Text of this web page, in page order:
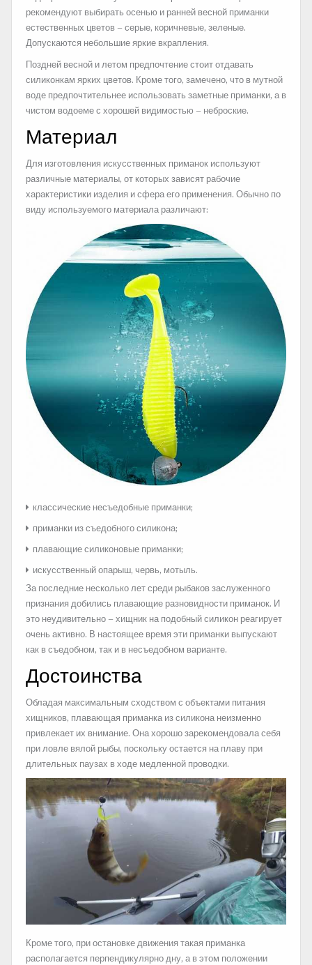
рекомендуют выбирать осенью и ранней весной приманки
естественных цветов – серые, коричневые, зеленые.
Допускаются небольшие яркие вкрапления.
Поздней весной и летом предпочтение стоит отдавать
силиконкам ярких цветов. Кроме того, замечено, что в мутной
воде предпочтительнее использовать заметные приманки, а в
чистом водоеме с хорошей видимостью – неброские.
Материал
Для изготовления искусственных приманок используют
различные материалы, от которых зависят рабочие
характеристики изделия и сфера его применения. Обычно по
виду используемого материала различают:
классические несъедобные приманки;
приманки из съедобного силикона;
плавающие силиконовые приманки;
искусственный опарыш, червь, мотыль.
За последние несколько лет среди рыбаков заслуженного
признания добились плавающие разновидности приманок. И
это неудивительно – хищник на подобный силикон реагирует
очень активно. В настоящее время эти приманки выпускают
как в съедобном, так и в несъедобном варианте.
Достоинства
Обладая максимальным сходством с объектами питания
хищников, плавающая приманка из силикона неизменно
привлекает их внимание. Она хорошо зарекомендовала себя
при ловле вялой рыбы, поскольку остается на плаву при
длительных паузах в ходе медленной проводки.
Кроме того, при остановке движения такая приманка
располагается перпендикулярно дну, а в этом положении